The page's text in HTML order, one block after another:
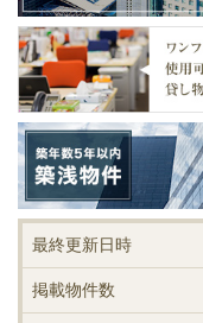
最終更新日時
掲載物件数